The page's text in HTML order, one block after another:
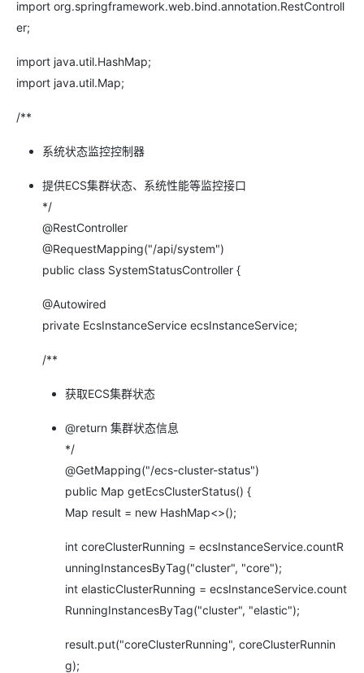
import org.springframework.web.bind.annotation.RestControll
er;
import java.util.HashMap;
import java.util.Map;
/**
系统状态监控控制器
提供ECS集群状态、系统性能等监控接口
*/
@RestController
@RequestMapping("/api/system")
public class SystemStatusController {
@Autowired
private EcsInstanceService ecsInstanceService;
/**
获取ECS集群状态
@return 集群状态信息
*/
@GetMapping("/ecs-cluster-status")
public Map getEcsClusterStatus() {
Map result = new HashMap<>();
int coreClusterRunning = ecsInstanceService.countR
unningInstancesByTag("cluster", "core");
int elasticClusterRunning = ecsInstanceService.count
RunningInstancesByTag("cluster", "elastic");
result.put("coreClusterRunning", coreClusterRunnin
g);